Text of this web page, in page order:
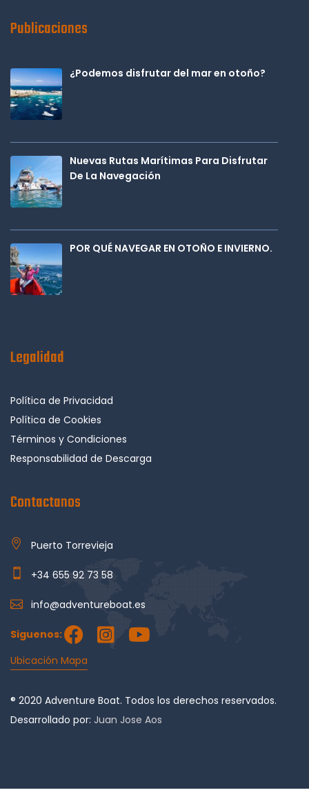
Publicaciones
¿Podemos disfrutar del mar en otoño?
Nuevas Rutas Marítimas Para Disfrutar
De La Navegación
POR QUÉ NAVEGAR EN OTOÑO E INVIERNO.
Legalidad
Política de Privacidad
Política de Cookies
Términos y Condiciones
Responsabilidad de Descarga
Contactanos
Puerto Torrevieja
+34 655 92 73 58
info@adventureboat.es
Siguenos:
Ubicación Mapa
® 2020 Adventure Boat. Todos los derechos reservados.
Desarrollado por: Juan Jose Aos